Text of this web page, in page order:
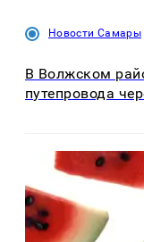
Новости Самары
В Волжском
путепровода